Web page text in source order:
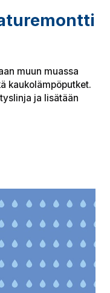
muun muassa
kaukolämpöputket.
ja lisätään